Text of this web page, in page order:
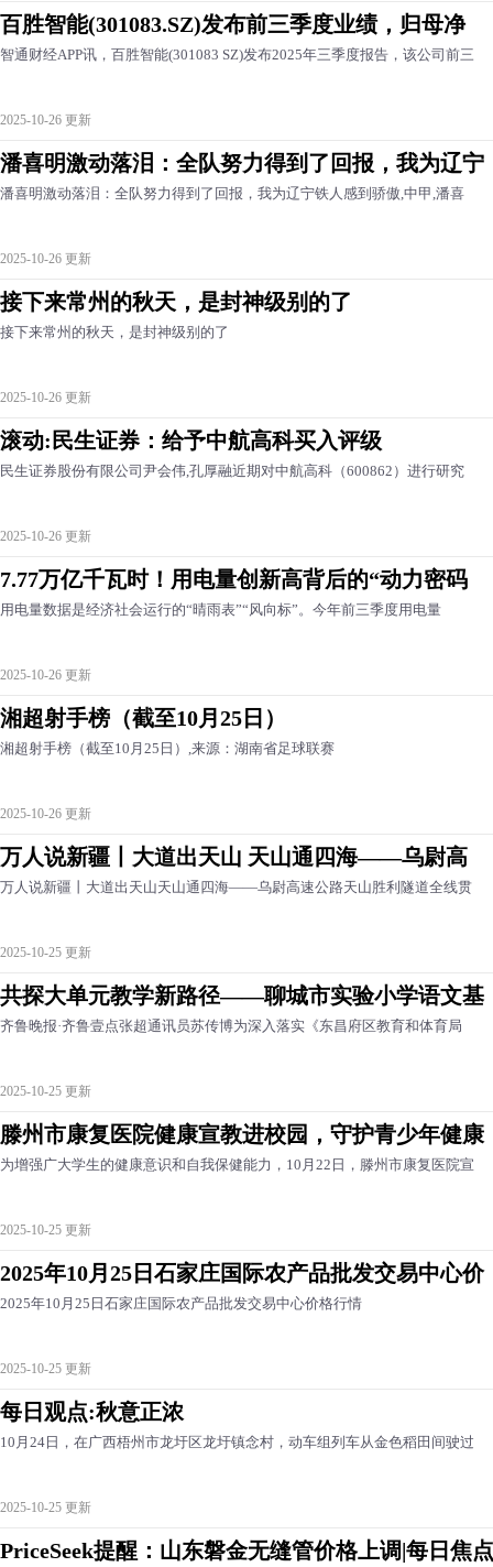
百胜智能(301083.SZ)发布前三季度业绩，归母净
智通财经APP讯，百胜智能(301083 SZ)发布2025年三季度报告，该公司前三
2025-10-26 更新
潘喜明激动落泪：全队努力得到了回报，我为辽宁
潘喜明激动落泪：全队努力得到了回报，我为辽宁铁人感到骄傲,中甲,潘喜
2025-10-26 更新
接下来常州的秋天，是封神级别的了
接下来常州的秋天，是封神级别的了
2025-10-26 更新
滚动:民生证券：给予中航高科买入评级
民生证券股份有限公司尹会伟,孔厚融近期对中航高科（600862）进行研究
2025-10-26 更新
7.77万亿千瓦时！用电量创新高背后的“动力密码
用电量数据是经济社会运行的“晴雨表”“风向标”。今年前三季度用电量
2025-10-26 更新
湘超射手榜（截至10月25日）
湘超射手榜（截至10月25日）,来源：湖南省足球联赛
2025-10-26 更新
万人说新疆丨大道出天山 天山通四海——乌尉高
万人说新疆丨大道出天山天山通四海——乌尉高速公路天山胜利隧道全线贯
2025-10-25 更新
共探大单元教学新路径——聊城市实验小学语文基
齐鲁晚报·齐鲁壹点张超通讯员苏传博为深入落实《东昌府区教育和体育局
2025-10-25 更新
滕州市康复医院健康宣教进校园，守护青少年健康
为增强广大学生的健康意识和自我保健能力，10月22日，滕州市康复医院宣
2025-10-25 更新
2025年10月25日石家庄国际农产品批发交易中心价
2025年10月25日石家庄国际农产品批发交易中心价格行情
2025-10-25 更新
每日观点:秋意正浓
10月24日，在广西梧州市龙圩区龙圩镇念村，动车组列车从金色稻田间驶过
2025-10-25 更新
PriceSeek提醒：山东磐金无缝管价格上调|每日焦点